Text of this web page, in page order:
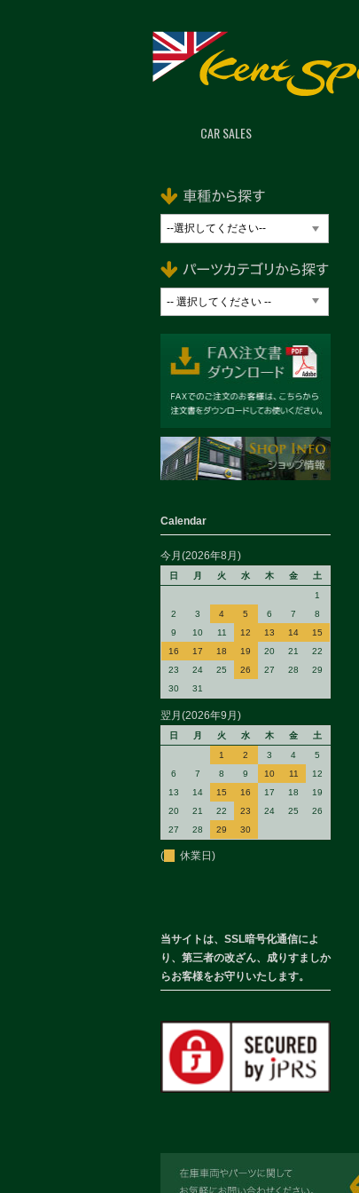
CAR SALES
Calendar
今月(2026年8月)
日 月 火 水 木 金
土
1
2
3 4 5 6 7
8
9
10 11 12 13 14
15
16
17 18 19 20 21
22
23
24 25 26 27 28
29
30
31
翌月(2026年9月)
日 月 火 水 木 金
土
1
2 3 4
5
6
7 8 9 10 11
12
13
14 15 16 17 18
19
20
21 22 23 24 25
26
27
28 29 30
( 休業日)
当サイトは、SSL暗号化通信によ
り、第三者の改ざん、成りすましか
らお客様をお守りいたします。